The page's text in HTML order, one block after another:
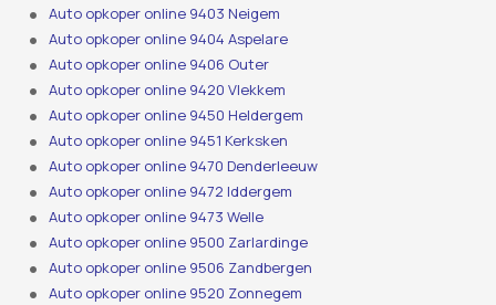
Auto opkoper online 9403 Neigem
Auto opkoper online 9404 Aspelare
Auto opkoper online 9406 Outer
Auto opkoper online 9420 Vlekkem
Auto opkoper online 9450 Heldergem
Auto opkoper online 9451 Kerksken
Auto opkoper online 9470 Denderleeuw
Auto opkoper online 9472 Iddergem
Auto opkoper online 9473 Welle
Auto opkoper online 9500 Zarlardinge
Auto opkoper online 9506 Zandbergen
Auto opkoper online 9520 Zonnegem